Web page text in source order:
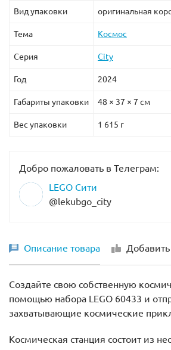
Вид упаковки оригинальная
Тема Космос
Серия City
Год 2024
Габариты упаковки 48 × 37 × 7 см
Вес упаковки 1 615 г
Добро пожаловать в Телеграм:
LEGO Сити
@lekubgo_city
Описание товара
Создайте свою собственную
помощью набора LEGO 60433 и
захватывающие космические
Космическая станция состоит из